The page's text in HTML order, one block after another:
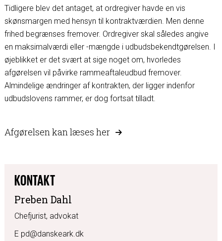
Tidligere blev det antaget, at ordregiver havde en vis
skønsmargen med hensyn til kontraktværdien. Men denne
frihed begrænses fremover. Ordregiver skal således angive
en maksimalværdi eller -mængde i udbudsbekendtgørelsen. I
øjeblikket er det svært at sige noget om, hvorledes
afgørelsen vil påvirke rammeaftaleudbud fremover.
Almindelige ændringer af kontrakten, der ligger indenfor
udbudslovens rammer, er dog fortsat tilladt.
Afgørelsen kan læses her
KONTAKT
Preben Dahl
Chefjurist, advokat
E pd@danskeark.dk